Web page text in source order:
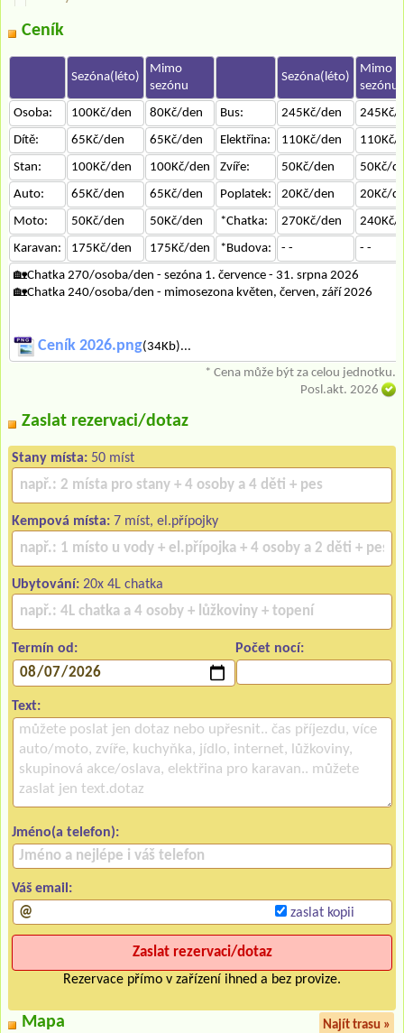
Ceník
Sezóna(léto)
Mimo
sezónu
Sezóna(léto)
Mimo
sezónu
Osoba:
100Kč/den 80Kč/den Bus: 245Kč/den
245Kč/
Dítě:
65Kč/den 65Kč/den Elektřina: 110Kč/den
110Kč/
Stan:
100Kč/den 100Kč/den Zvíře: 50Kč/den
50Kč/
Auto:
65Kč/den 65Kč/den Poplatek: 20Kč/den
20Kč/
Moto:
50Kč/den 50Kč/den *Chatka: 270Kč/den
240Kč/
Karavan:
175Kč/den 175Kč/den *Budova: - -
- -
🏡Chatka 270/osoba/den - sezóna 1. července - 31. srpna 2026
🏡Chatka 240/osoba/den - mimosezona květen, červen, září 2026
Ceník 2026.png(34Kb)...
* Cena může být za celou jednotku.
Posl.akt. 2026
Zaslat rezervaci/dotaz
Stany místa: 50 míst
Kempová místa: 7 míst, el.přípojky
Ubytování: 20x 4L chatka
Termín od: Počet nocí:
Text:
Jméno(a telefon):
Váš email:
zaslat kopii
Rezervace přímo v zařízení ihned a bez provize.
Mapa Najít trasu »